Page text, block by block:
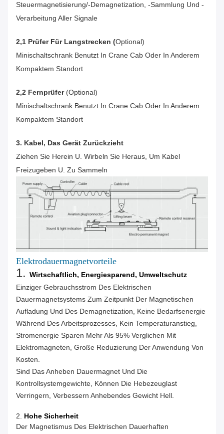
Steuermagnetisierung/-Demagnetization, -sammlung Und -
Verarbeitung Aller Signale
2,1 Prüfer Für Langstrecken (Optional)
Minischaltschrank Benutzt In Crane Cab Oder In Anderem
Kompaktem Standort
2,2 Fernprüfer(optional)
Minischaltschrank Benutzt In Crane Cab Oder In Anderem
Kompaktem Standort
3. Kabel, Das Gerät Zurückzieht
Ziehen Sie Herein U. Wirbeln Sie Heraus, Um Kabel
Freizugeben U. Zu Sammeln
Elektrodauermagnetvorteile
1. Wirtschaftlich, Energiesparend, Umweltschutz
Einziger Gebrauchsstrom Des Elektrischen
Dauermagnetsystems Zum Zeitpunkt Der Magnetischen
Aufladung Und Des Demagnetization, Keine Bedarfsenergie
Während Des Arbeitsprozesses, Kein Temperaturanstieg,
Stromenergie Sparen Mehr Als 95% Verglichen Mit
Elektromagneten, Große Reduzierung Der Anwendung Von
Kosten.
Sind Das Anheben Dauermagnet Und Die
Kontrollsystemgewichte, Können Die Hebezeuglast
Verringern, Verbessern Anhebendes Gewicht Hell.
2. Hohe Sicherheit
Der Magnetismus Des Elektrischen Dauerhaften